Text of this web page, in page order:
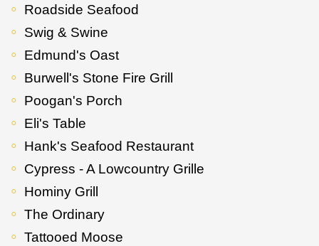
Roadside Seafood
Swig & Swine
Edmund's Oast
Burwell's Stone Fire Grill
Poogan's Porch
Eli's Table
Hank's Seafood Restaurant
Cypress - A Lowcountry Grille
Hominy Grill
The Ordinary
Tattooed Moose